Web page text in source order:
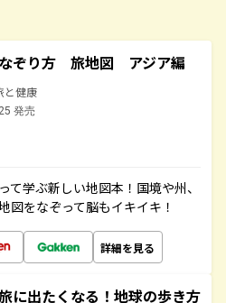
ぞり方 旅地図 アジア編
と健康
発売
学ぶ新しい地図本！国境や州、
図をなぞって脳もイキイキ！
詳細を見る
に出たくなる！地球の歩き方